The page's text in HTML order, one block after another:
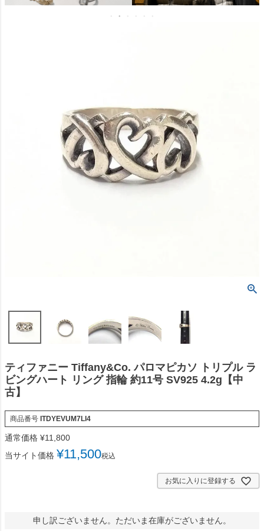
ティファニー Tiffany&Co. パロマピカソ トリプル ラ
ビングハート リング 指輪 約11号 SV925 4.2g【中
古】
商品番号 ITDYEVUM7LI4
通常価格 ¥11,800
当サイト価格 ¥11,500税込
お気に入りに登録する
申し訳ございません。ただいま在庫がございません。